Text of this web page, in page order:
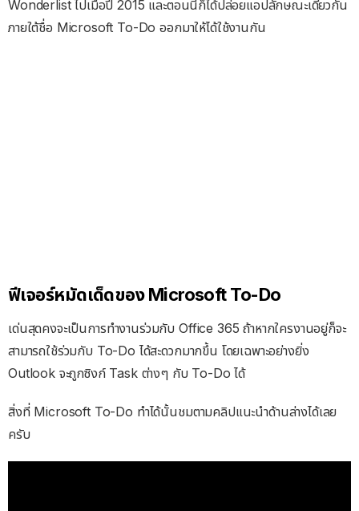
Wonderlist ไปเมื่อปี 2015 และตอนนี้ก็ได้ปล่อยแอปลักษณะเดียวกัน
ภายใต้ชื่อ Microsoft To-Do ออกมาให้ได้ใช้งานกัน
ฟีเจอร์หมัดเด็ดของ Microsoft To-Do
เด่นสุดคงจะเป็นการทำงานร่วมกับ Office 365 ถ้าหากใครงานอยู่ก็จะ
สามารถใช้ร่วมกับ To-Do ได้สะดวกมากขึ้น โดยเฉพาะอย่างยิ่ง
Outlook จะถูกซิงก์ Task ต่างๆ กับ To-Do ได้
สิ่งที่ Microsoft To-Do ทำได้นั้นชมตามคลิปแนะนำด้านล่างได้เลย
ครับ